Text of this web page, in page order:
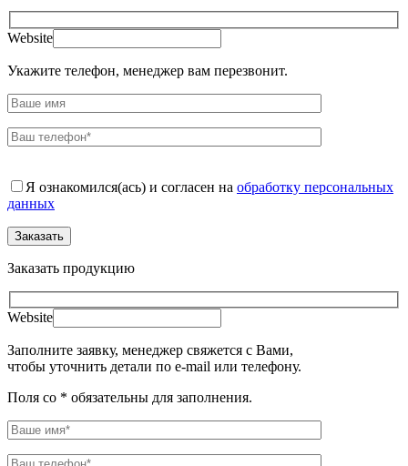
Website
Укажите телефон, менеджер вам перезвонит.
Я ознакомился(ась) и согласен на обработку персональных
данных
Заказать продукцию
Website
Заполните заявку, менеджер свяжется с Вами,
чтобы уточнить детали по e-mail или телефону.
Поля со * обязательны для заполнения.